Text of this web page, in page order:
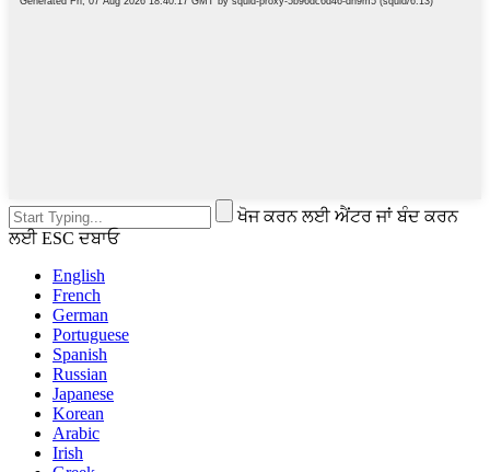
ਖੋਜ ਕਰਨ ਲਈ ਐਂਟਰ ਜਾਂ ਬੰਦ ਕਰਨ
ਲਈ ESC ਦਬਾਓ
English
French
German
Portuguese
Spanish
Russian
Japanese
Korean
Arabic
Irish